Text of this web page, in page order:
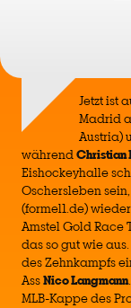
Jetzt ist
Madrid
Austria)
währendChristian
Eishockeyhalle
Oschersleben sein,
(formel1.de)
Amstel Gold Race
das so gut wie
des Zehnkampfs
AssNico Langmann
MLB-Kappe des